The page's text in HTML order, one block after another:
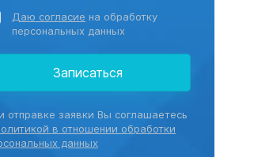
Даю согласие на обработку
персональных данных
Записаться
отправке заявки Вы соглашаетесь
в отношении обработки
данных